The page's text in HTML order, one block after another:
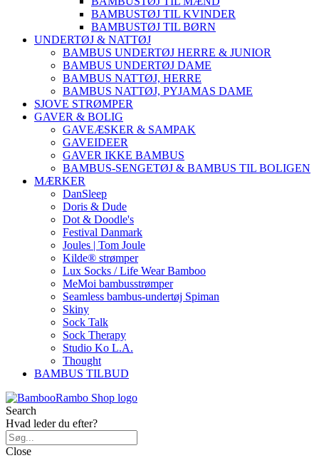
BAMBUSTØJ TIL KVINDER
BAMBUSTØJ TIL BØRN
UNDERTØJ & NATTØJ
BAMBUS UNDERTØJ HERRE & JUNIOR
BAMBUS UNDERTØJ DAME
BAMBUS NATTØJ, HERRE
BAMBUS NATTØJ, PYJAMAS DAME
SJOVE STRØMPER
GAVER & BOLIG
GAVEÆSKER & SAMPAK
GAVEIDEER
GAVER IKKE BAMBUS
BAMBUS-SENGETØJ & BAMBUS TIL BOLIGEN
MÆRKER
DanSleep
Doris & Dude
Dot & Doodle's
Festival Danmark
Joules | Tom Joule
Kilde® strømper
Lux Socks / Life Wear Bamboo
MeMoi bambusstrømper
Seamless bambus-undertøj Spiman
Skiny
Sock Talk
Sock Therapy
Studio Ko L.A.
Thought
BAMBUS TILBUD
Search
Hvad leder du efter?
Close